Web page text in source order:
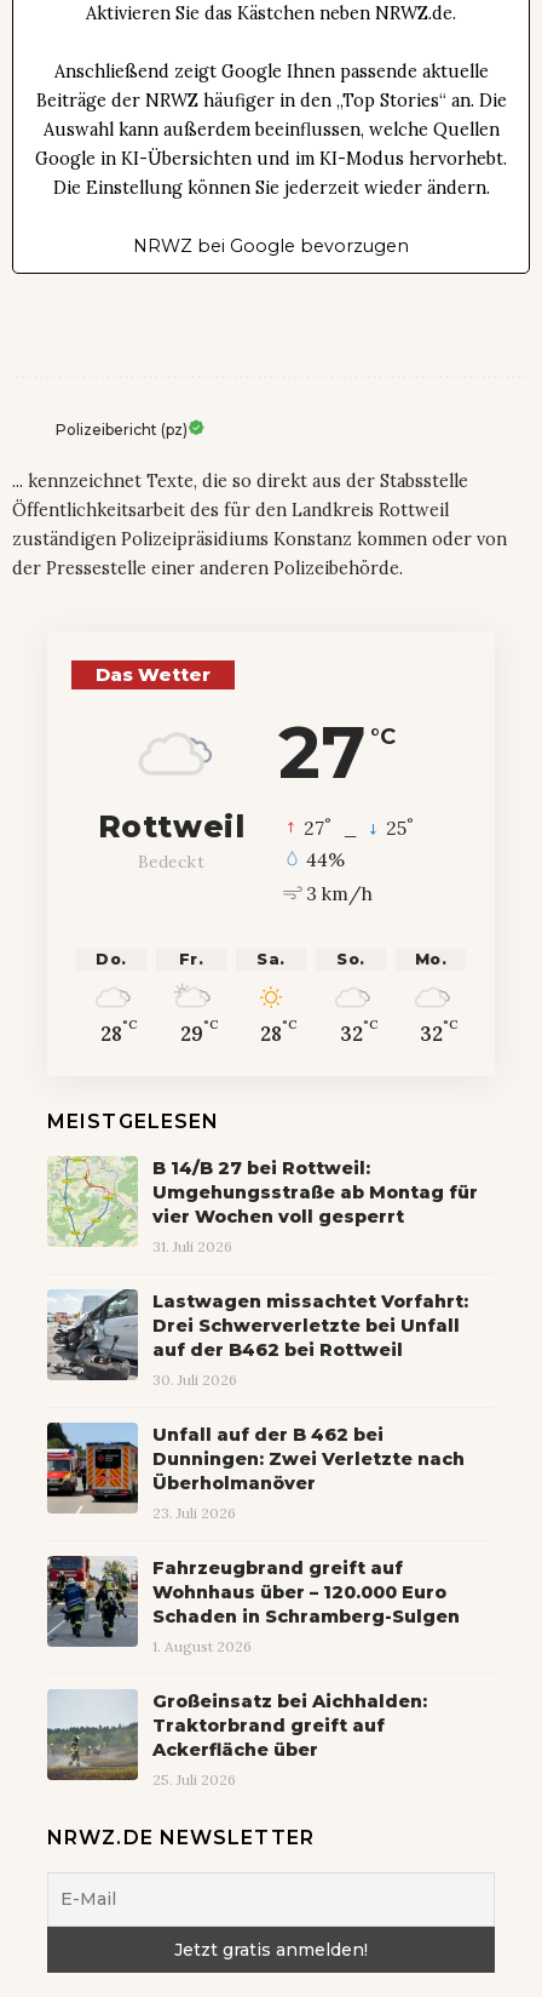
Aktivieren Sie das Kästchen neben NRWZ.de.
Anschließend zeigt Google Ihnen passende aktuelle
Beiträge der NRWZ häufiger in den „Top Stories“ an. Die
Auswahl kann außerdem beeinflussen, welche Quellen
Google in KI-Übersichten und im KI-Modus hervorhebt.
Die Einstellung können Sie jederzeit wieder ändern.
NRWZ bei Google bevorzugen
Polizeibericht (pz)
... kennzeichnet Texte, die so direkt aus der Stabsstelle
Öffentlichkeitsarbeit des für den Landkreis Rottweil
zuständigen Polizeipräsidiums Konstanz kommen oder von
der Pressestelle einer anderen Polizeibehörde.
Das Wetter
27 °C
Rottweil
Bedeckt
27° 25°
44%
3 km/h
Do.
28°C
Fr.
29°C
Sa.
28°C
So.
32°C
Mo.
32°C
MEISTGELESEN
B 14/B 27 bei Rottweil:
Umgehungsstraße ab Montag für
vier Wochen voll gesperrt
31. Juli 2026
Lastwagen missachtet Vorfahrt:
Drei Schwerverletzte bei Unfall
auf der B462 bei Rottweil
30. Juli 2026
Unfall auf der B 462 bei
Dunningen: Zwei Verletzte nach
Überholmanöver
23. Juli 2026
Fahrzeugbrand greift auf
Wohnhaus über – 120.000 Euro
Schaden in Schramberg-Sulgen
1. August 2026
Großeinsatz bei Aichhalden:
Traktorbrand greift auf
Ackerfläche über
25. Juli 2026
NRWZ.DE NEWSLETTER